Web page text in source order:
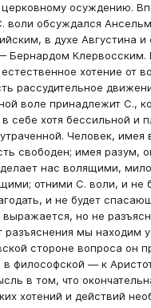
церковному осуждению.
воли обсуждался
в духе Августина
Бернардом Клервосским.
хотение от
рассудительное
воле принадлежит С.,
себе хотя бессильной и
Человек, имея
свободен; имея разум,
нас волящими,
отними С. воли, и не
и не будет
выражается, но не
разъяснения мы находим
стороне вопроса он
в философской — к
в том, что
хотений и действий